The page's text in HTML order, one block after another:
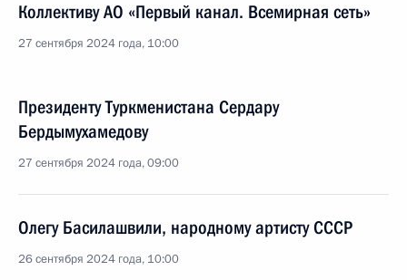
Коллективу АО «Первый канал. Всемирная сеть»
27 сентября 2024 года, 10:00
Президенту Туркменистана Сердару
Бердымухамедову
27 сентября 2024 года, 09:00
Олегу Басилашвили, народному артисту СССР
26 сентября 2024 года, 10:00